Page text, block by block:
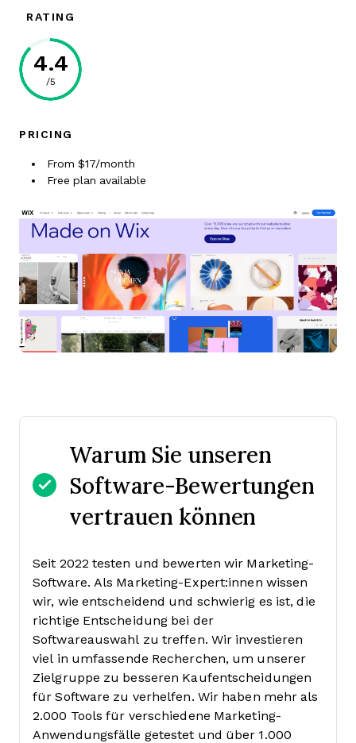
RATING
4.4
/5
PRICING
From $17/month
Free plan available
Warum Sie unseren
Software-Bewertungen
vertrauen können
Seit 2022 testen und bewerten wir Marketing-
Software. Als Marketing-Expert:innen wissen
wir, wie entscheidend und schwierig es ist, die
richtige Entscheidung bei der
Softwareauswahl zu treffen. Wir investieren
viel in umfassende Recherchen, um unserer
Zielgruppe zu besseren Kaufentscheidungen
für Software zu verhelfen. Wir haben mehr als
2.000 Tools für verschiedene Marketing-
Anwendungsfälle getestet und über 1.000